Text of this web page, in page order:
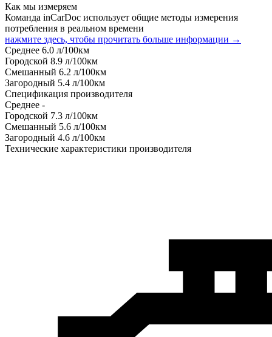
Как мы измеряем
Команда inCarDoc использует общие методы измерения
потребления в реальном времени
нажмите здесь, чтобы прочитать больше информации →
Среднее 6.0 л/100км
Городской 8.9 л/100км
Смешанный 6.2 л/100км
Загородный 5.4 л/100км
Спецификация производителя
Среднее -
Городской 7.3 л/100км
Смешанный 5.6 л/100км
Загородный 4.6 л/100км
Технические характеристики производителя